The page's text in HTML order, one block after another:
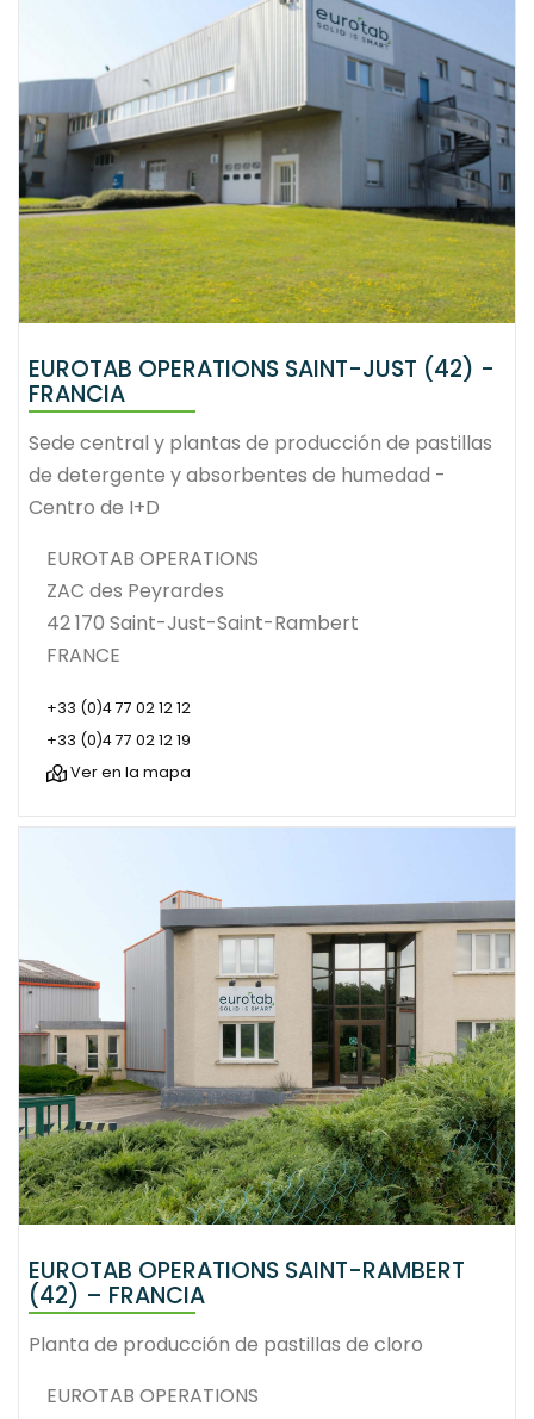
EUROTAB OPERATIONS SAINT-JUST (42) -
FRANCIA
Sede central y plantas de producción de pastillas
de detergente y absorbentes de humedad -
Centro de I+D
EUROTAB OPERATIONS
ZAC des Peyrardes
42 170 Saint-Just-Saint-Rambert
FRANCE
+33 (0)4 77 02 12 12
+33 (0)4 77 02 12 19
Ver en la mapa
EUROTAB OPERATIONS SAINT-RAMBERT
(42) – FRANCIA
Planta de producción de pastillas de cloro
EUROTAB OPERATIONS